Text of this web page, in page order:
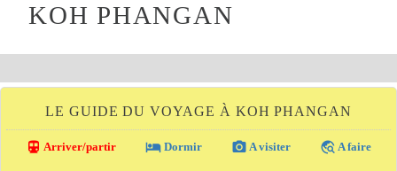
KOH PHANGAN
LE GUIDE DU VOYAGE À KOH PHANGAN
directions_transit Arriver/partir local_hotel Dormir photo_camera A visiter travel_explore A faire